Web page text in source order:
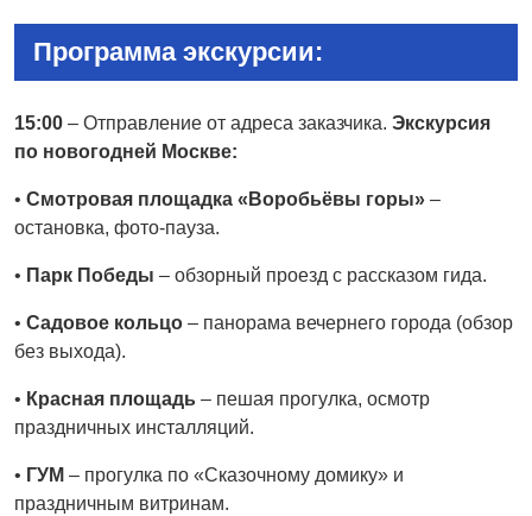
Программа экскурсии:
15:00 – Отправление от адреса заказчика. Экскурсия
по новогодней Москве:
• Смотровая площадка «Воробьёвы горы» –
остановка, фото-пауза.
• Парк Победы – обзорный проезд с рассказом гида.
• Садовое кольцо – панорама вечернего города (обзор
без выхода).
• Красная площадь – пешая прогулка, осмотр
праздничных инсталляций.
• ГУМ – прогулка по «Сказочному домику» и
праздничным витринам.